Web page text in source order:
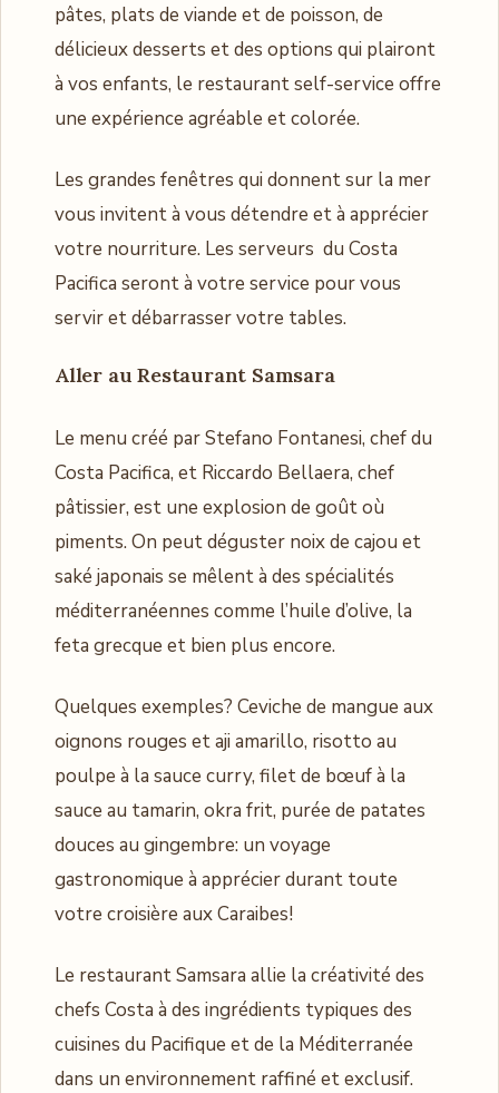
pâtes, plats de viande et de poisson, de
délicieux desserts et des options qui plairont
à vos enfants, le restaurant self-service offre
une expérience agréable et colorée.
Les grandes fenêtres qui donnent sur la mer
vous invitent à vous détendre et à apprécier
votre nourriture. Les serveurs du Costa
Pacifica seront à votre service pour vous
servir et débarrasser votre tables.
Aller auRestaurant Samsara
Le menu créé par Stefano Fontanesi, chef du
Costa Pacifica, et Riccardo Bellaera, chef
pâtissier, est une explosion de goût où
piments. On peut déguster noix de cajou et
saké japonais se mêlent à des spécialités
méditerranéennes comme l’huile d’olive, la
feta grecque et bien plus encore.
Quelques exemples? Ceviche de mangue aux
oignons rouges et aji amarillo, risotto au
poulpe à la sauce curry, filet de bœuf à la
sauce au tamarin, okra frit, purée de patates
douces au gingembre: un voyage
gastronomique à apprécier durant toute
votre croisière aux Caraibes!
Le restaurant Samsara allie la créativité des
chefs Costa à des ingrédients typiques des
cuisines du Pacifique et de la Méditerranée
dans un environnement raffiné et exclusif.